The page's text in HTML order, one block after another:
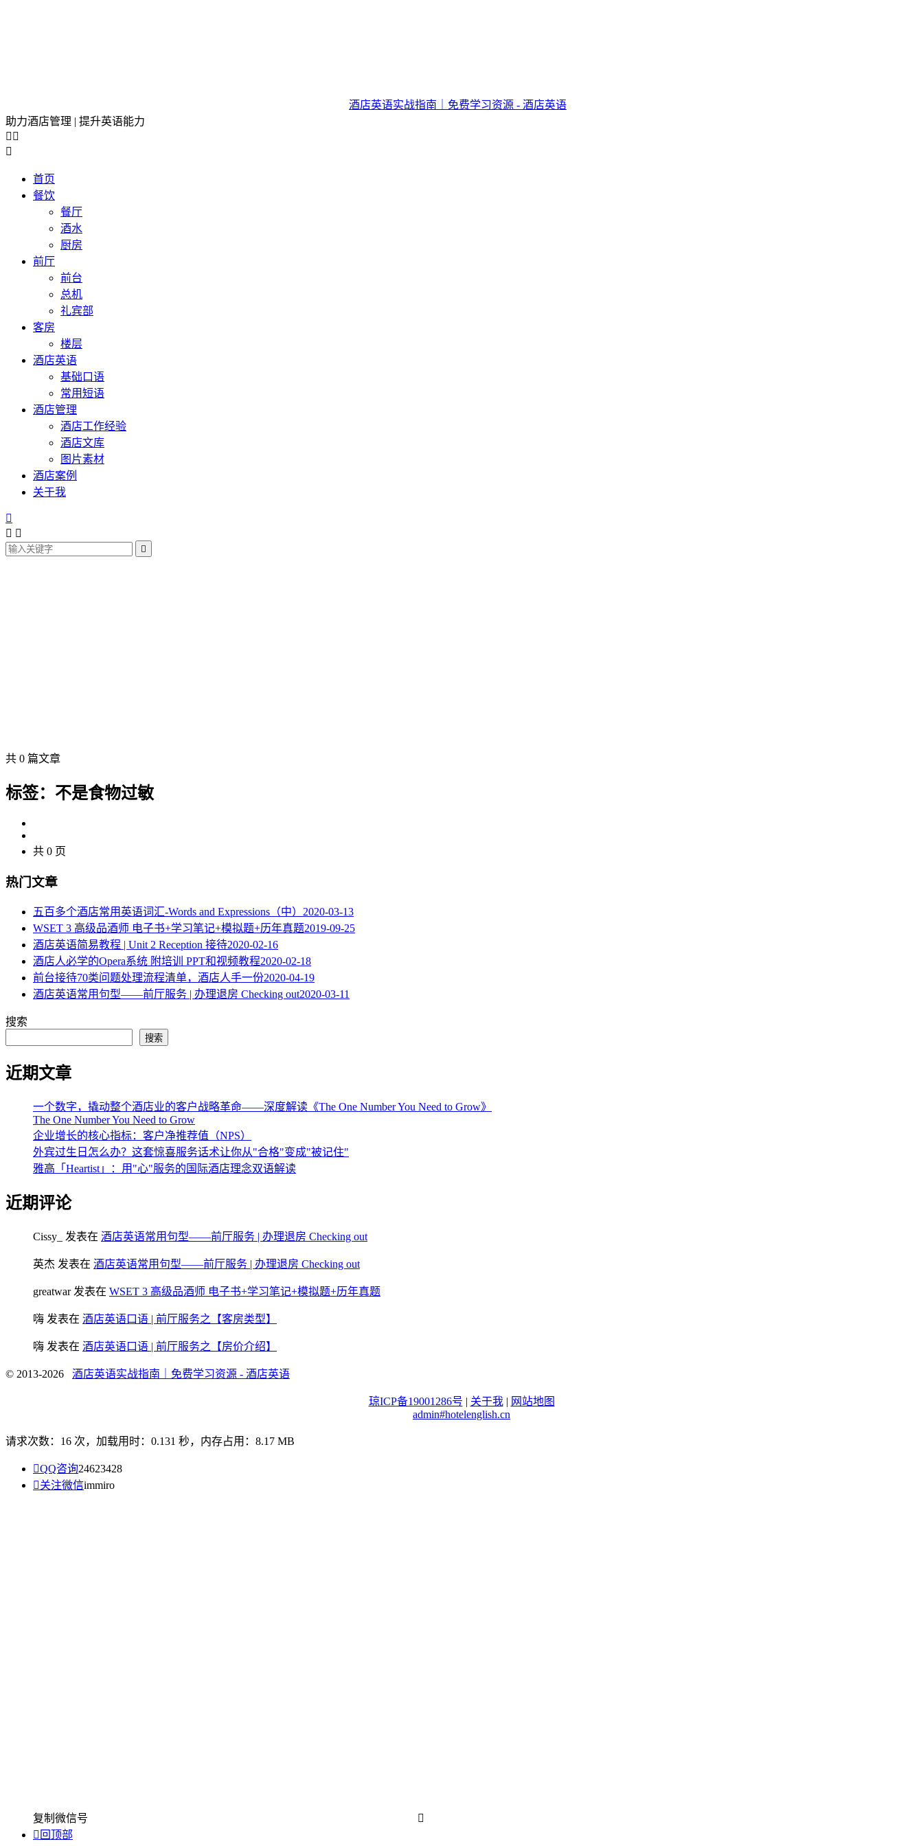
酒店英语实战指南｜免费学习资源 - 酒店英语
助力酒店管理 | 提升英语能力
 

首页
餐饮
餐厅
酒水
厨房
前厅
前台
总机
礼宾部
客房
楼层
酒店英语
基础口语
常用短语
酒店管理
酒店工作经验
酒店文库
图片素材
酒店案例
关于我

 

共 0 篇文章
标签：不是食物过敏
共 0 页
热门文章
五百多个酒店常用英语词汇-Words and Expressions（中） 2020-03-13
WSET 3 高级品酒师 电子书+学习笔记+模拟题+历年真题2019-09-25
酒店英语简易教程 | Unit 2 Reception 接待2020-02-16
酒店人必学的Opera系统 附培训 PPT和视频教程2020-02-18
​前台接待70类问题处理流程清单，酒店人手一份2020-04-19
酒店英语常用句型——前厅服务 | 办理退房 Checking out2020-03-11
搜索
搜索
近期文章
一个数字，撬动整个酒店业的客户战略革命——深度解读《The One Number You Need to Grow》
The One Number You Need to Grow
企业增长的核心指标：客户净推荐值（NPS）
外宾过生日怎么办？这套惊喜服务话术让你从"合格"变成"被记住"
雅高「Heartist」：用"心"服务的国际酒店理念双语解读
近期评论
Cissy_ 发表在 酒店英语常用句型——前厅服务 | 办理退房 Checking out
英杰 发表在 酒店英语常用句型——前厅服务 | 办理退房 Checking out
greatwar发表在 WSET 3 高级品酒师 电子书+学习笔记+模拟题+历年真题
嗨 发表在 酒店英语口语 | 前厅服务之【客房类型】
嗨 发表在 酒店英语口语 | 前厅服务之【房价介绍】
© 2013-2026 酒店英语实战指南｜免费学习资源 - 酒店英语
琼ICP备19001286号 | 关于我 | 网站地图
admin#hotelenglish.cn
请求次数：16 次，加载用时：0.131 秒，内存占用：8.17 MB
QQ咨询24623428
关注微信immiro
复制微信号

 回顶部